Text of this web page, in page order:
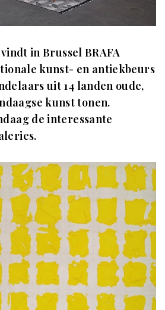
in Brussel BRAFA
kunst- en antiekbeurs
uit 14 landen oude,
kunst tonen.
de interessante